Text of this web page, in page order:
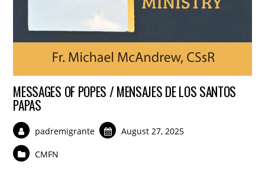
MESSAGES OF POPES / MENSAJES DE LOS SANTOS
PAPAS
padremigrante August 27, 2025
CMFN